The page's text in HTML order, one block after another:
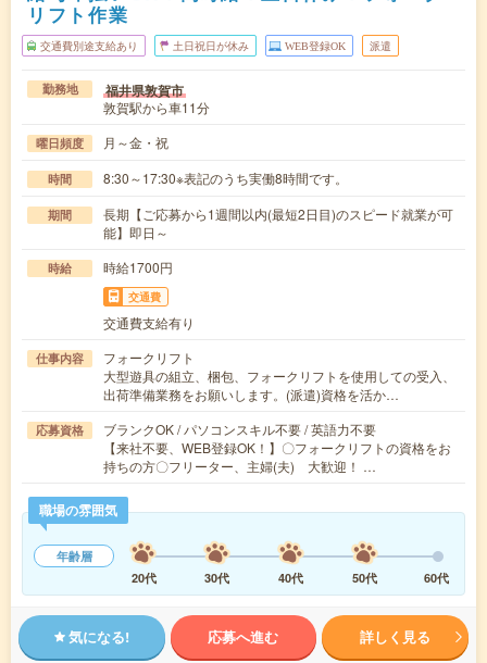
リフト作業
交通費別途支給あり 土日祝日が休み WEB登録OK 派遣
勤務地 福井県敦賀市
敦賀駅から車11分
曜日頻度 月～金・祝
時間 8:30～17:30※表記のうち実働8時間です。
期間
長期【ご応募から1週間以内(最短2日目)のスピード就業が可
能】即日～
時給 時給1700円
交通費
交通費支給有り
仕事内容
フォークリフト
大型遊具の組立、梱包、フォークリフトを使用しての受入、
出荷準備業務をお願いします。(派遣)資格を活か…
応募資格
ブランクOK / パソコンスキル不要 / 英語力不要
【来社不要、WEB登録OK！】〇フォークリフトの資格をお
持ちの方〇フリーター、主婦(夫) 大歓迎！ …
職場の雰囲気
年齢層
20代
30代 40代 50代 60代
気になる! 応募へ進む 詳しく見る